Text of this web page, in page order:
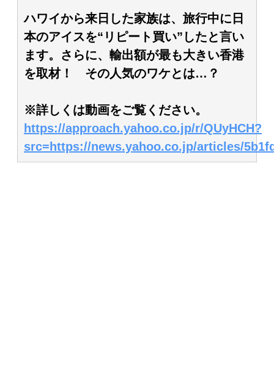
ハワイから来日した家族は、旅行中に日
本のアイスを“リピート買い”したと言い
ます。さらに、輸出額が最も大きい香港
を取材！ その人気のワケとは…？
※詳しくは動画をご覧ください。
https://approach.yahoo.co.jp/r/QUyHCH?
src=https://news.yahoo.co.jp/articles/